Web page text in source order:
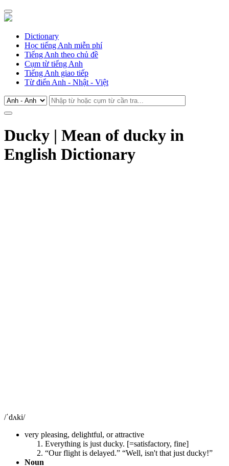
Dictionary
Học tiếng Anh miễn phí
Tiếng Anh theo chủ đề
Cụm từ tiếng Anh
Tiếng Anh giao tiếp
Từ điển Anh - Nhật - Việt
Ducky | Mean of ducky in
English Dictionary
/ˈdʌki/
very pleasing, delightful, or attractive
Everything is just ducky. [=satisfactory, fine]
“Our flight is delayed.” “Well, isn't that just ducky!”
Noun